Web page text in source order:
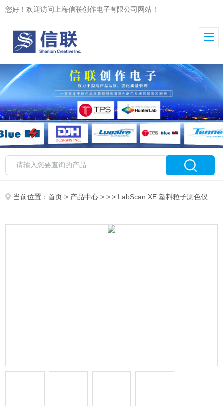
您好！欢迎访问上海信联创作电子有限公司网站！
当前位置：首页 > 产品中心 > > > LabScan XE 塑料粒子测色仪